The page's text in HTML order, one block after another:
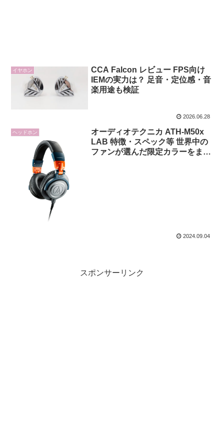
イヤホン
CCA Falcon レビュー FPS向け
IEMの実力は？ 足音・定位感・音
楽用途も検証
2026.06.28
ヘッドホン
オーディオテクニカ ATH-M50x
LAB 特徴・スペック等 世界中の
ファンが選んだ限定カラーをまと
2024.09.04
スポンサーリンク